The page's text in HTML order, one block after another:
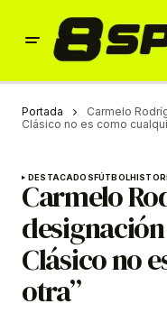
Portada
Carmelo
Clásico no es como
DESTACADOSFÚTBOL
Carmelo
Clásico no
otra”